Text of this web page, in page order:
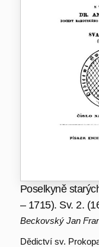
Poselkyně
– 1715). Sv. 2.
Beckovský Jan
Dědictví sv.